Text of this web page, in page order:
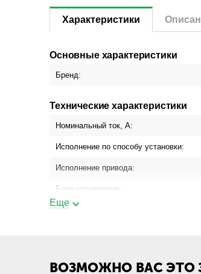
Характеристики
Основные характеристики
Бренд:
Технические характеристики
Номинальный ток, А:
Исполнение по способу установки:
Исполнение привода:
Блок управления:
Присоединение шинопровода:
Присоединение кабеля без кабельного
наконечника:
Еще
ВОЗМОЖНО ВАС ЭТО